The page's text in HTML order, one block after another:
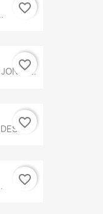
favorite_border
JONES...
favorite_border
favorite_border
favorite_border